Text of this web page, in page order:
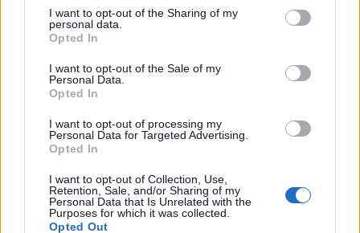
I want to opt-out of the Sharing of my
personal data.
Opted In
I want to opt-out of the Sale of my
Personal Data.
Opted In
I want to opt-out of processing my
Personal Data for Targeted Advertising.
Opted In
I want to opt-out of Collection, Use,
Retention, Sale, and/or Sharing of my
Personal Data that Is Unrelated with the
Purposes for which it was collected.
Opted Out